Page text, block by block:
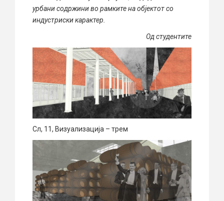
урбани содржини во рамките на објектот со
индустриски карактер.
Од студентите
Сл, 11, Визуализација – трем